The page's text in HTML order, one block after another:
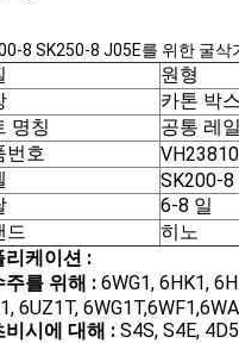
8 SK250-8 J05E를 위한 굴
원형
카톤 박스
명칭
공통 레일
번호
SK200-8
6-8 일
드
히노
리케이션 :
주를 위해 : 6WG1, 6HK1,
6UZ1T,
비시에 대해 : S4S, S4E,